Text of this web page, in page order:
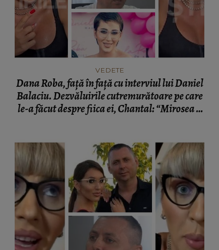
VEDETE
Dana Roba, față în față cu interviul lui Daniel
Balaciu. Dezvăluirile cutremurătoare pe care
le-a făcut despre fiica ei, Chantal: “Mirosea a